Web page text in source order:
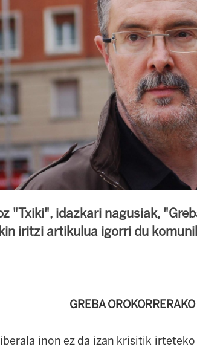
"Txiki", idazkari nagusiak,
iritzi artikulua igorri du
GREBA
inon ez da izan krisitik